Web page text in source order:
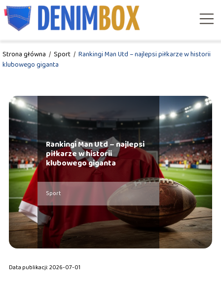
Strona główna / Sport / Rankingi Man Utd – najlepsi piłkarze w historii
klubowego giganta
Rankingi Man Utd – najlepsi
piłkarze w historii
klubowego giganta
Sport
Data publikacji: 2026-07-01